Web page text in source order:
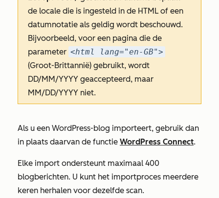
de locale die is ingesteld in de HTML of een
datumnotatie als geldig wordt beschouwd.
Bijvoorbeeld, voor een pagina die de
parameter <html lang="en-GB">
(Groot-Brittannië) gebruikt, wordt
DD/MM/YYYY geaccepteerd, maar
MM/DD/YYYY niet.
Als u een WordPress-blog importeert, gebruik dan
in plaats daarvan de functie WordPress Connect.
Elke import ondersteunt maximaal 400
blogberichten. U kunt het importproces meerdere
keren herhalen voor dezelfde scan.